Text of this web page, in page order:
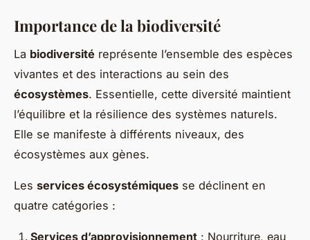
Importance de la biodiversité
La biodiversité représente l’ensemble des espèces
vivantes et des interactions au sein des
écosystèmes. Essentielle, cette diversité maintient
l’équilibre et la résilience des systèmes naturels.
Elle se manifeste à différents niveaux, des
écosystèmes aux gènes.
Les services écosystémiques se déclinent en
quatre catégories :
Services d’approvisionnement : Nourriture, eau